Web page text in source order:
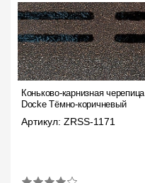
Коньково-карнизная черепица
Docke Тёмно-коричневый
Артикул: ZRSS-1171